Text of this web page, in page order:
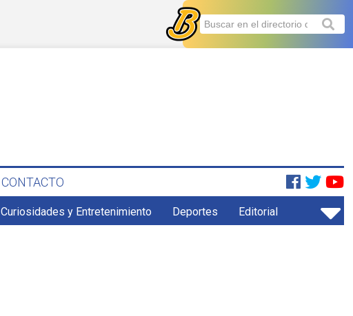
CONTACTO
Curiosidades y Entretenimiento Deportes Editorial